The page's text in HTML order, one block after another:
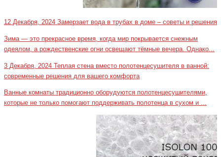
12 Декабря, 2024 Замерзает вода в трубах в доме – советы и решения
Зима — это прекрасное время, когда мир покрывается снежным
одеялом, а рождественские огни освещают тёмные вечера. Однако...
3 Декабря, 2024 Теплая стена вместо полотенцесушителя в ванной:
современные решения для вашего комфорта
Ванные комнаты традиционно оборудуются полотенцесушителями,
которые не только помогают поддерживать полотенца в сухом и ...